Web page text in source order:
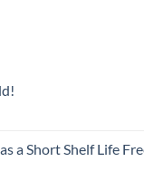
a Short Shelf Life